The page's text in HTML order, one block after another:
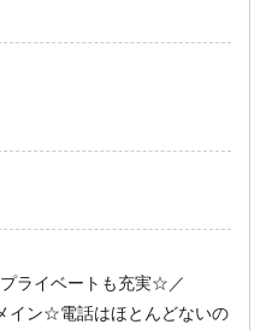
ライベートも充実☆／
イン☆電話はほとんどないの